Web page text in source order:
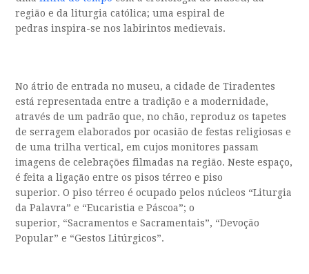
região e da liturgia católica; uma espiral de
pedrasinspira-se nos labirintos medievais.
No átrio de entrada no museu, a cidade de Tiradentes
está representada entre a tradição e a modernidade,
através de um padrão que, no chão, reproduz os tapetes
de serragem elaborados por ocasião de festas religiosas e
de uma trilha vertical, em cujos monitores passam
imagens de celebrações filmadas na região. Neste espaço,
é feita a ligação entre os pisos térreoe piso
superior.O piso térreo é ocupado pelos núcleos “Liturgia
da Palavra” e “Eucaristia e Páscoa”; o
superior, “Sacramentos e Sacramentais”, “Devoção
Popular” e “Gestos Litúrgicos”.